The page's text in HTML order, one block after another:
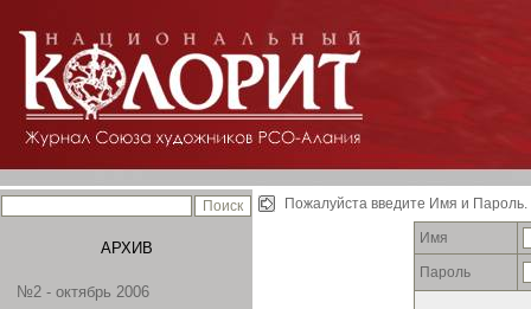
АРХИВ
№2 - октябрь 2006
Пожалуйста введите Имя и Пароль.
Имя
Пароль